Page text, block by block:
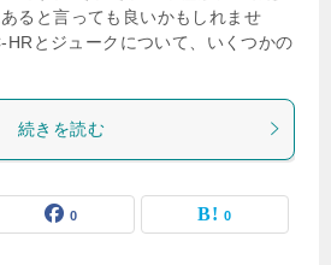
ると言っても良いかもしれませ
HRとジュークについて、いくつかの
続きを読む
0 0